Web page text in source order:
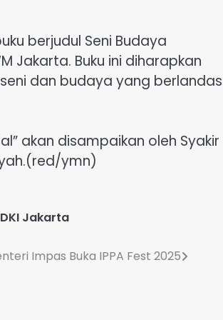
berjudul Seni Budaya
Jakarta. Buku ini diharapkan
dan budaya yang
akan disampaikan oleh Syakir
ymn)
Jakarta
Impas Buka IPPA Fest 2025